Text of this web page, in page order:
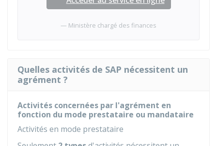
Ministère chargé des finances
Quelles activités de SAP nécessitent un
agrément ?
Activités concernées par l'agrément en
fonction du mode prestataire ou mandataire
Activités en mode prestataire